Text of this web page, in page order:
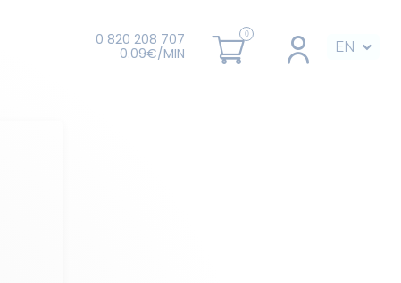
0 820 208 707
0.09€/MIN
EN